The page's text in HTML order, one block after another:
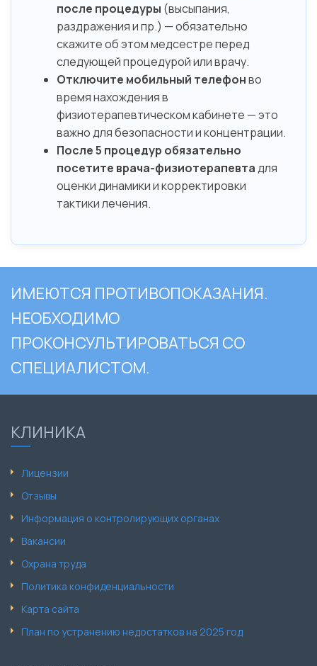
после процедуры (высыпания,
раздражения и пр.) — обязательно
скажите об этом медсестре перед
следующей процедурой или врачу.
Отключите мобильный телефонво
время нахождения в
физиотерапевтическом кабинете — это
важно для безопасности и концентрации.
После 5 процедур обязательно
посетите врача-физиотерапевтадля
оценки динамики и корректировки
тактики лечения.
ИМЕЮТСЯ ПРОТИВОПОКАЗАНИЯ.
НЕОБХОДИМО
ПРОКОНСУЛЬТИРОВАТЬСЯ СО
СПЕЦИАЛИСТОМ.
КЛИНИКА
Лицензии
Отзывы
Информация о контролирующих органах
Вакансии
Охрана труда
Политика конфиденциальности
Карта сайта
План по устранению недостатков на 2025 год